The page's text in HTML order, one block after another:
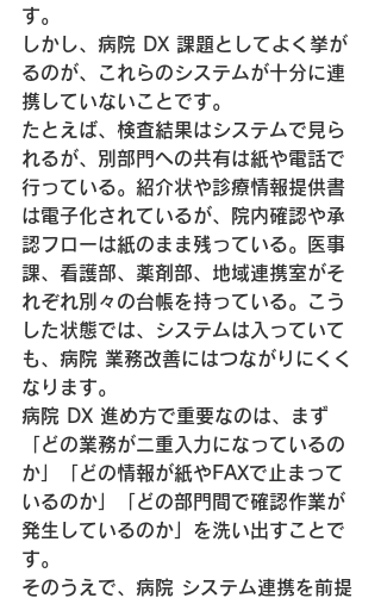
す。
しかし、病院 DX 課題としてよく挙が
るのが、これらのシステムが十分に連
携していないことです。
たとえば、検査結果はシステムで見ら
れるが、別部門への共有は紙や電話で
行っている。紹介状や診療情報提供書
は電子化されているが、院内確認や承
認フローは紙のまま残っている。医事
課、看護部、薬剤部、地域連携室がそ
れぞれ別々の台帳を持っている。こう
した状態では、システムは入っていて
も、病院 業務改善にはつながりにくく
なります。
病院 DX 進め方で重要なのは、まず
「どの業務が二重入力になっているの
か」「どの情報が紙やFAXで止まって
いるのか」「どの部門間で確認作業が
発生しているのか」を洗い出すことで
す。
そのうえで、病院 システム連携を前提